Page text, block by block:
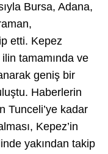
Bursa, Adana,
etti. Kepez
tamamında ve
geniş bir
Haberlerin
Tunceli’ye kadar
Kepez’in
yakından takip